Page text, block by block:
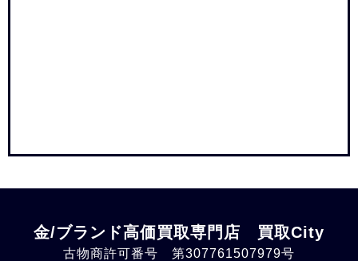
金/ブランド高価買取専門店 買取City
古物商許可番号 第307761507979号